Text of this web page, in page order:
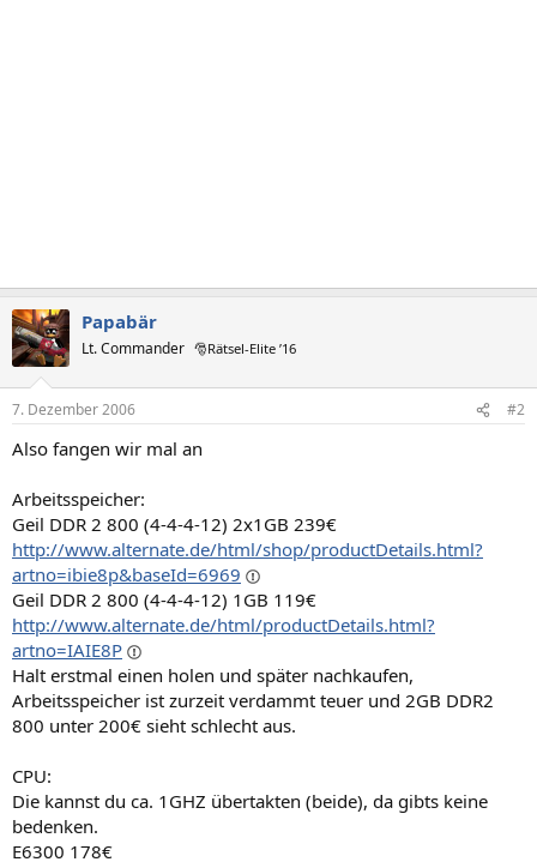
Papabär
Lt. Commander 🎅Rätsel-Elite ’16
7. Dezember 2006 #2
Also fangen wir mal an
Arbeitsspeicher:
Geil DDR 2 800 (4-4-4-12) 2x1GB 239€
http://www.alternate.de/html/shop/productDetails.html?
artno=ibie8p&baseId=6969
Geil DDR 2 800 (4-4-4-12) 1GB 119€
http://www.alternate.de/html/productDetails.html?
artno=IAIE8P
Halt erstmal einen holen und später nachkaufen,
Arbeitsspeicher ist zurzeit verdammt teuer und 2GB DDR2
800 unter 200€ sieht schlecht aus.
CPU:
Die kannst du ca. 1GHZ übertakten (beide), da gibts keine
bedenken.
E6300 178€